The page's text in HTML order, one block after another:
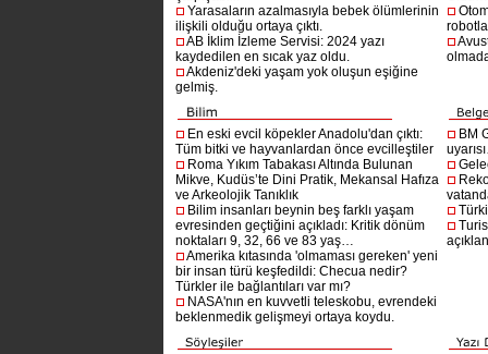
Yarasaların azalmasıyla bebek ölümlerinin
ilişkili olduğu ortaya çıktı.
AB İklim İzleme Servisi: 2024 yazı
kaydedilen en sıcak yaz oldu.
Akdeniz'deki yaşam yok oluşun eşiğine
gelmiş.
En eski evcil köpekler Anadolu'dan çıktı:
Tüm bitki ve hayvanlardan önce evcilleştiler
Roma Yıkım Tabakası Altında Bulunan
Mikve, Kudüs’te Dini Pratik, Mekansal Hafıza
ve Arkeolojik Tanıklık
Bilim insanları beynin beş farklı yaşam
evresinden geçtiğini açıkladı: Kritik dönüm
noktaları 9, 32, 66 ve 83 yaş…
Amerika kıtasında 'olmaması gereken' yeni
bir insan türü keşfedildi: Checua nedir?
Türkler ile bağlantıları var mı?
NASA'nın en kuvvetli teleskobu, evrendeki
beklenmedik gelişmeyi ortaya koydu.
BM